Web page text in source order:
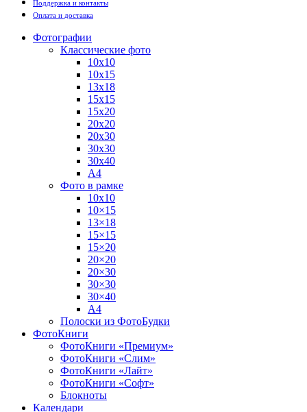
Поддержка и контакты
Оплата и доставка
Фотографии
Классические фото
10х10
10х15
13х18
15х15
15х20
20х20
20х30
30х30
30х40
А4
Фото в рамке
10х10
10×15
13×18
15×15
15×20
20×20
20×30
30×30
30×40
A4
Полоски из ФотоБудки
ФотоКниги
ФотоКниги «Премиум»
ФотоКниги «Слим»
ФотоКниги «Лайт»
ФотоКниги «Софт»
Блокноты
Календари